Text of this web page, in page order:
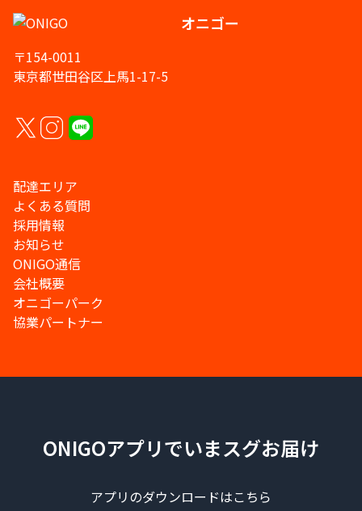
オニゴー
〒154-0011
東京都世田谷区上馬1-17-5
配達エリア
よくある質問
採用情報
お知らせ
ONIGO通信
会社概要
オニゴーパーク
協業パートナー
ONIGOアプリでいまスグお届け
アプリのダウンロードはこちら